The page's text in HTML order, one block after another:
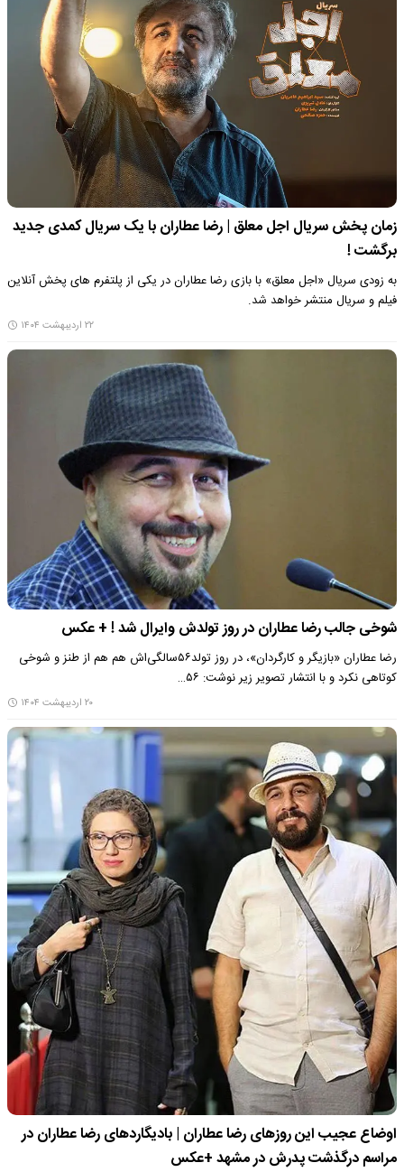
زمان پخش سریال اجل معلق | رضا عطاران با یک سریال کمدی جدید
برگشت !
به زودی سریال «اجل معلق» با بازی رضا عطاران در یکی از پلتفرم های پخش آنلاین
فیلم و سریال منتشر خواهد شد.
۲۲ اردیبهشت ۱۴۰۴
شوخی جالب رضا عطاران در روز تولدش وایرال شد ! + عکس
رضا عطاران «بازیگر و کارگردان»، در روز تولد۵۶سالگی‌اش هم هم از طنز و شوخی
کوتاهی نکرد و با انتشار تصویر زیر نوشت: ۵۶…
۲۰ اردیبهشت ۱۴۰۴
اوضاع عجیب این روزهای رضا عطاران | بادیگاردهای رضا عطاران در
مراسم درگذشت پدرش در مشهد +عکس